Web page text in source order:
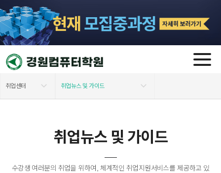
취업센터
교육지원안내
취업뉴스 및 가이드
취업관련 사이트
채용정보
취업뉴스 및 가이드
수강생 여러분의 취업을 위하여, 체계적인 취업지원서비스를 제공하고 있